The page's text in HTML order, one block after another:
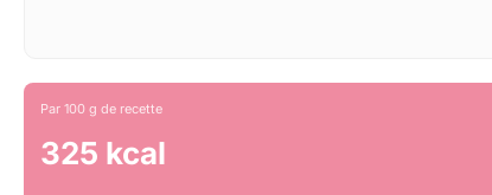
Par 100 g de recette
325 kcal